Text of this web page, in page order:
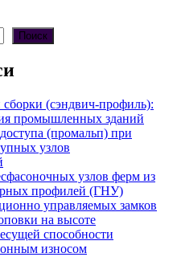
Поиск
(сэндвич-профиль):
промышленных зданий
(промальп) при
узлов
узлов ферм из
профилей (ГНУ)
управляемых замков
на высоте
способности
износом